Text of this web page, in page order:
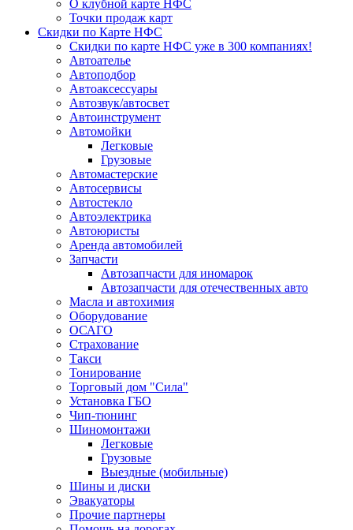
О клубной карте НФС
Точки продаж карт
Скидки по Карте НФС
Скидки по карте НФС уже в 300 компаниях!
Автоателье
Автоподбор
Автоаксессуары
Автозвук/автосвет
Автоинструмент
Автомойки
Легковые
Грузовые
Автомастерские
Автосервисы
Автостекло
Автоэлектрика
Автоюристы
Аренда автомобилей
Запчасти
Автозапчасти для иномарок
Автозапчасти для отечественных авто
Масла и автохимия
Оборудование
ОСАГО
Страхование
Такси
Тонирование
Торговый дом "Сила"
Установка ГБО
Чип-тюнинг
Шиномонтажи
Легковые
Грузовые
Выездные (мобильные)
Шины и диски
Эвакуаторы
Прочие партнеры